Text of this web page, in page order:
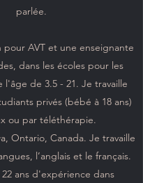
parlée.
pour AVT et une enseignante
dans les écoles pour les
de 3.5 - 21. Je travaille
privés (bébé à 18 ans)
ou par téléthérapie.
Ontario, Canada. Je travaille
l’anglais et le français.
ans d'expérience dans